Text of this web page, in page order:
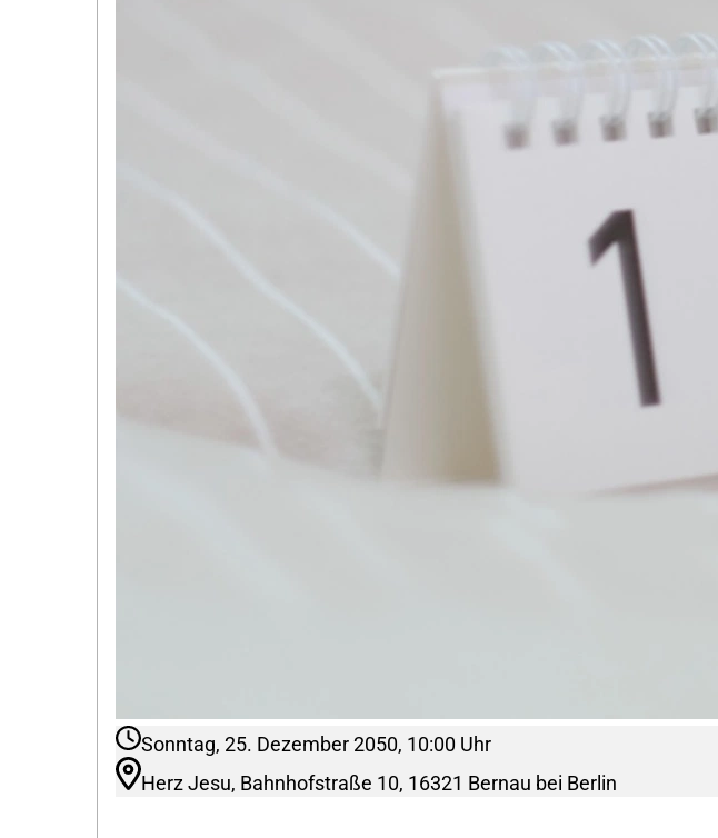
Sonntag, 25. Dezember 2050, 10:00 Uhr
Herz Jesu, Bahnhofstraße 10, 16321 Bernau bei Berlin